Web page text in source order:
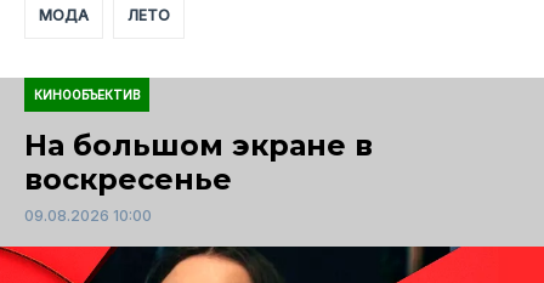
МОДА ЛЕТО
КИНООБЪЕКТИВ
На большом экране в
воскресенье
09.08.2026 10:00